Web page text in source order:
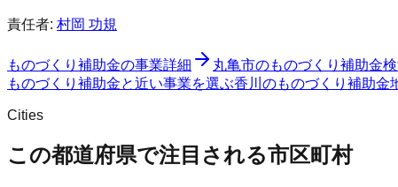
責任者: 村岡 功規
ものづくり補助金の事業詳細 丸亀市のものづくり補助金
ものづくり補助金と近い事業を選ぶ香川 のものづくり補助金
Cities
この都道府県で注目される市区町村